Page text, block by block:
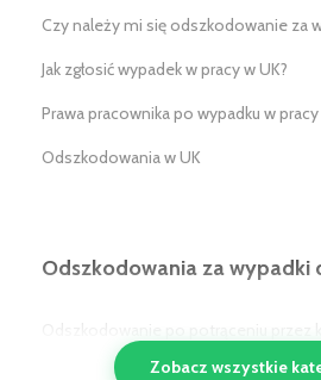
Czy należy mi się odszkodowanie za
Jak zgłosić wypadek w pracy w UK?
Prawa pracownika po wypadku w pracy
Odszkodowania w UK
Odszkodowania za wypadki
alkoholu/narkotyków w UK
Zobacz wszystkie